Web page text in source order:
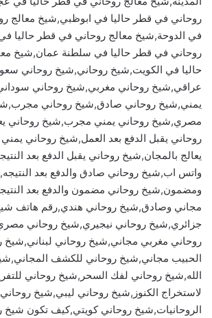
روحاني في قطر حاليا في ابوظبي,شيخ معالج
في الدوحة,شيخ معالج روحاني في قطر حاليا
روحاني في قطر حاليا في سلطنة عمان,شيخ
حاليا في الكويت,شيخ روحاني,شيخ روحاني
عراقي,شيخ روحاني مغربي,شيخ روحاني
يمني,شيخ روحاني صادق,شيخ روحاني
مصري,شيخ روحاني يمني مجرب,شيخ روحاني
روحاني يقبل الدفع بعد العمل,شيخ روحاني
يعالج بالمجان,شيخ روحاني يقبل الدفع بعد
واتس اب,شيخ روحاني صادق والدفع بعد
ومضمون,شيخ روحاني مضمون والدفع بعد
مجاني وصادق,شيخ روحاني هندي,رقم هاتف
جزائري,شيخ روحاني نيجيري,شيخ روحاني
روحاني مغربي مجاني,شيخ روحاني لبناني,شيخ
الحبيب مجاني,شيخ روحاني للكشف
الله,شيخ روحاني لفك السحر,شيخ روحاني
لاستخراج الكنوز,شيخ روحاني ليبي,شيخ روحاني
الروحانيات,شيخ روحاني كويتي,كيف تكون